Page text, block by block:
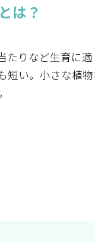
は？
たりなど生育に
短い。小さな植